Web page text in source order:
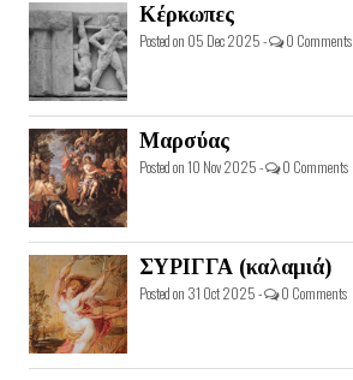
Κέρκωπες
Posted on 05 Dec 2025 - 0 Comments
Μαρσύας
Posted on 10 Nov 2025 - 0 Comments
ΣΥΡΙΓΓΑ (καλαμιά)
Posted on 31 Oct 2025 - 0 Comments